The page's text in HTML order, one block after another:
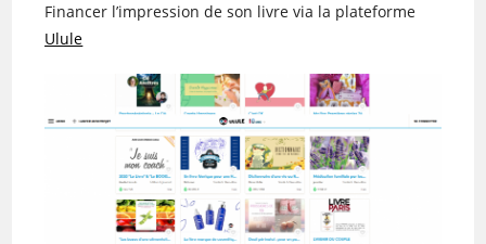
Financer l’impression de son livre via la plateforme
Ulule